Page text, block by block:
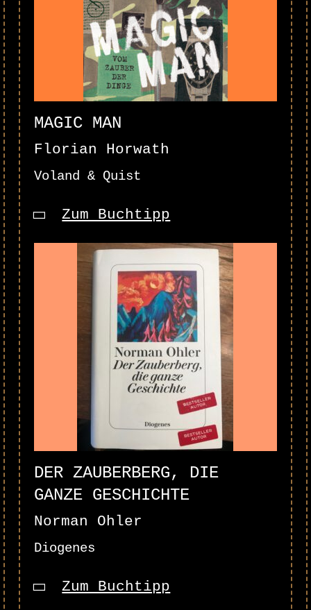
MAGIC MAN
Florian Horwath
Voland & Quist
Zum Buchtipp
DER ZAUBERBERG, DIE
GANZE GESCHICHTE
Norman Ohler
Diogenes
Zum Buchtipp